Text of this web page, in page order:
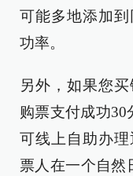
可能多地添加
功率。
另外，如果您
购票支付成功30
可线上自助办
票人在一个自然